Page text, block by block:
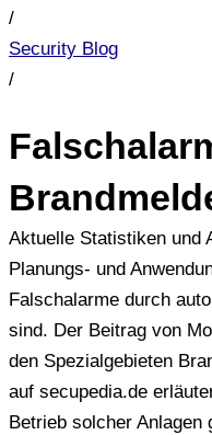
/
Security Blog
/
Aktuelle Statistiken und
Planungs- und
Falschalarme durch
sind. Der Beitrag von
den Spezialgebieten
auf secupedia.de
Betrieb solcher